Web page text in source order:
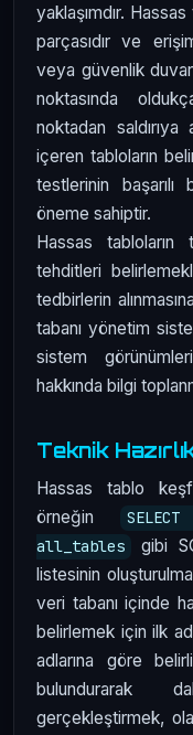
yaklaşımdır.
parçasıdır ve
veya güvenlik
noktasında
noktadan
içeren tabloların
testlerinin
öneme sahiptir.
Hassas
tehditleri
tedbirlerin
tabanı yönetim
sistem
hakkında bilgi
Teknik
Hassas tablo
örneğin
all_tables
gibi
listesinin
veri tabanı içinde
belirlemek için ilk
adlarına göre
bulundurarak
gerçekleştirmek,